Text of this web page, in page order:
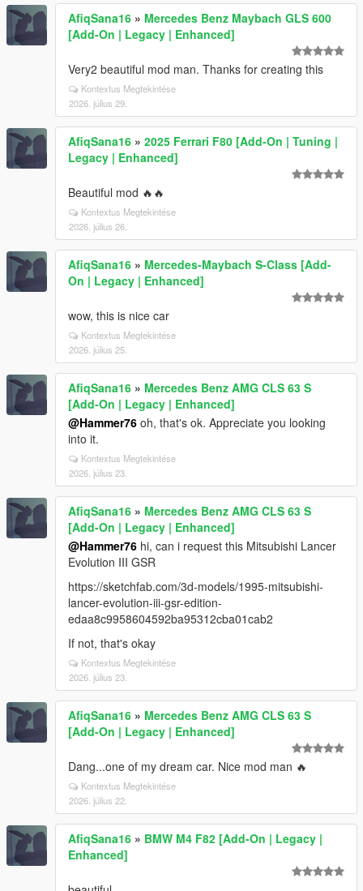
AfiqSana16 » Mercedes Benz Maybach GLS 600
[Add-On | Legacy | Enhanced]
Very2 beautiful mod man. Thanks for creating this
Kontextus Megtekintése
2026. július 29.
AfiqSana16 » 2025 Ferrari F80 [Add-On | Tuning |
Legacy | Enhanced]
Beautiful mod 🔥🔥
Kontextus Megtekintése
2026. július 26.
AfiqSana16 » Mercedes-Maybach S-Class [Add-
On | Legacy | Enhanced]
wow, this is nice car
Kontextus Megtekintése
2026. július 25.
AfiqSana16 » Mercedes Benz AMG CLS 63 S
[Add-On | Legacy | Enhanced]
@Hammer76 oh, that's ok. Appreciate you looking
into it.
Kontextus Megtekintése
2026. július 23.
AfiqSana16 » Mercedes Benz AMG CLS 63 S
[Add-On | Legacy | Enhanced]
@Hammer76 hi, can i request this Mitsubishi Lancer
Evolution III GSR
https://sketchfab.com/3d-models/1995-mitsubishi-
lancer-evolution-iii-gsr-edition-
edaa8c9958604592ba95312cba01cab2
If not, that's okay
Kontextus Megtekintése
2026. július 23.
AfiqSana16 » Mercedes Benz AMG CLS 63 S
[Add-On | Legacy | Enhanced]
Dang...one of my dream car. Nice mod man 🔥
Kontextus Megtekintése
2026. július 22.
AfiqSana16 » BMW M4 F82 [Add-On | Legacy |
Enhanced]